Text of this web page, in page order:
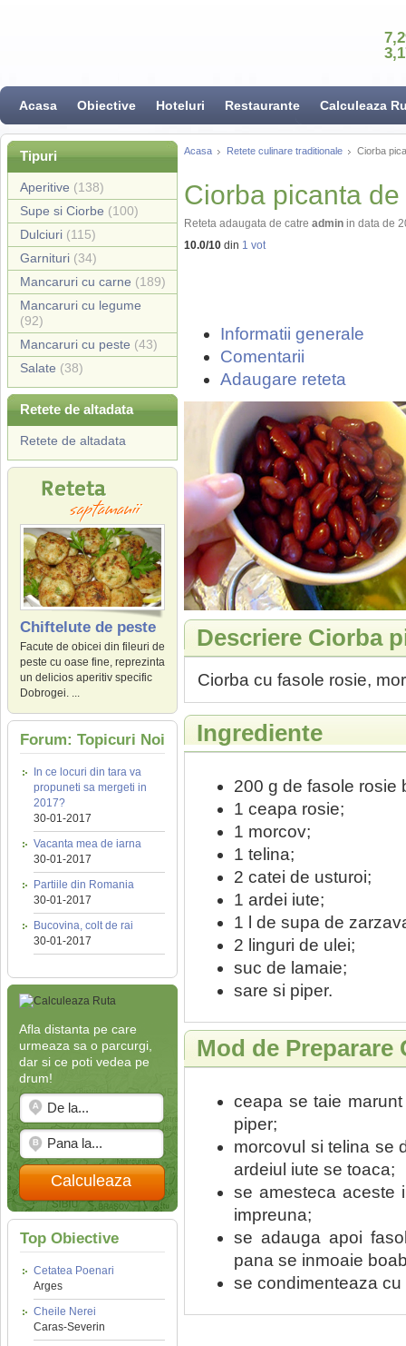
Acasa Obiective Hoteluri Restaurante Calculeaza
Tipuri
Aperitive (138)
Supe si Ciorbe (100)
Dulciuri (115)
Garnituri (34)
Mancaruri cu carne (189)
Mancaruri cu legume
(92)
Mancaruri cu peste (43)
Salate (38)
Retete de altadata
Retete de altadata
Chiftelute de peste
Facute de obicei din fileuri de
peste cu oase fine, reprezinta
un delicios aperitiv specific
Dobrogei. ...
Forum: Topicuri Noi
In ce locuri din tara va
propuneti sa mergeti in
2017?
30-01-2017
Vacanta mea de iarna
30-01-2017
Partiile din Romania
30-01-2017
Bucovina, colt de rai
30-01-2017
Afla distanta pe care
urmeaza sa o parcurgi,
dar si ce poti vedea pe
drum!
Calculeaza
Top Obiective
Cetatea Poenari
Arges
Cheile Nerei
Caras-Severin
Acasa Retete culinare traditionale Ciorba
Ciorba picanta
Reteta adaugata de catre admin in data de
10.0/10 din 1 vot
Informatii generale
Comentarii
Adaugare reteta
Descriere Ciorba
Ciorba cu fasole rosie,
Ingrediente
200 g de fasole rosie
1 ceapa rosie;
1 morcov;
1 telina;
2 catei de usturoi;
1 ardei iute;
1 l de supa de
2 linguri de ulei;
suc de lamaie;
sare si piper.
Mod de Preparare
ceapa se taie
piper;
morcovul si telina se
ardeiul iute se toaca;
se amesteca aceste
impreuna;
se adauga apoi
pana se inmoaie
se condimenteaza